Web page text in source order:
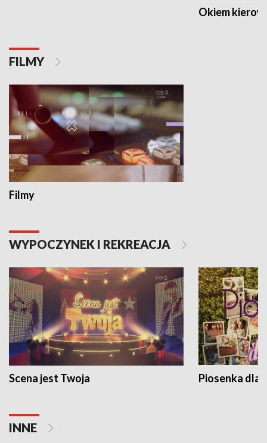
Okiem
FILMY
Filmy
WYPOCZYNEK I REKREACJA
Scena jest Twoja Piosenka dla
INNE